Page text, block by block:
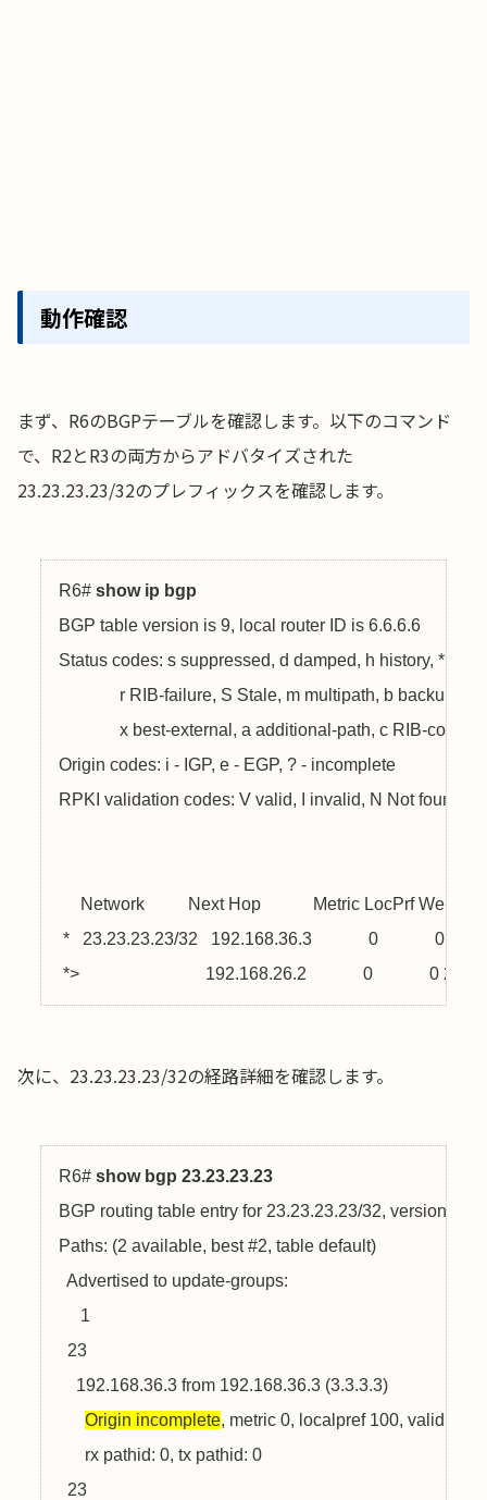
動作確認
まず、R6のBGPテーブルを確認します。以下のコマンド
で、R2とR3の両方からアドバタイズされた
23.23.23.23/32のプレフィックスを確認します。
R6# show ip bgp
BGP table version is 9, local router ID is 6.6.6.6
Status codes: s suppressed, d damped, h history, *
r RIB-failure, S Stale, m multipath, b backup-
x best-external, a additional-path, c RIB-
Origin codes: i - IGP, e - EGP, ? - incomplete
RPKI validation codes: V valid, I invalid, N Not found
Network          Next Hop            Metric LocPrf Weight
*   23.23.23.23/32   192.168.36.3             0             0 23
*>                   　　  192.168.26.2             0             0 23
次に、23.23.23.23/32の経路詳細を確認します。
R6# show bgp 23.23.23.23
BGP routing table entry for 23.23.23.23/32, version 4
Paths: (2 available, best #2, table default)
  Advertised to update-groups:
     1
  23
    192.168.36.3 from 192.168.36.3 (3.3.3.3)
Origin incomplete, metric 0, localpref 100, valid,
      rx pathid: 0, tx pathid: 0
  23